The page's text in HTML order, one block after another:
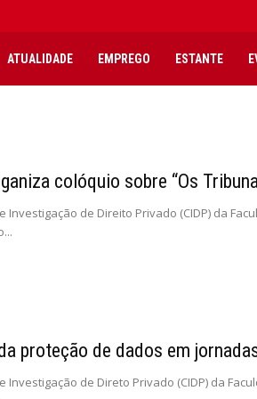
ATUALIDADE EMPREGO ESTANTE
colóquio sobre “Os
Investigação de Direito Privado (CIDP) da
proteção de dados em
Investigação de Direto Privado (CIDP) da